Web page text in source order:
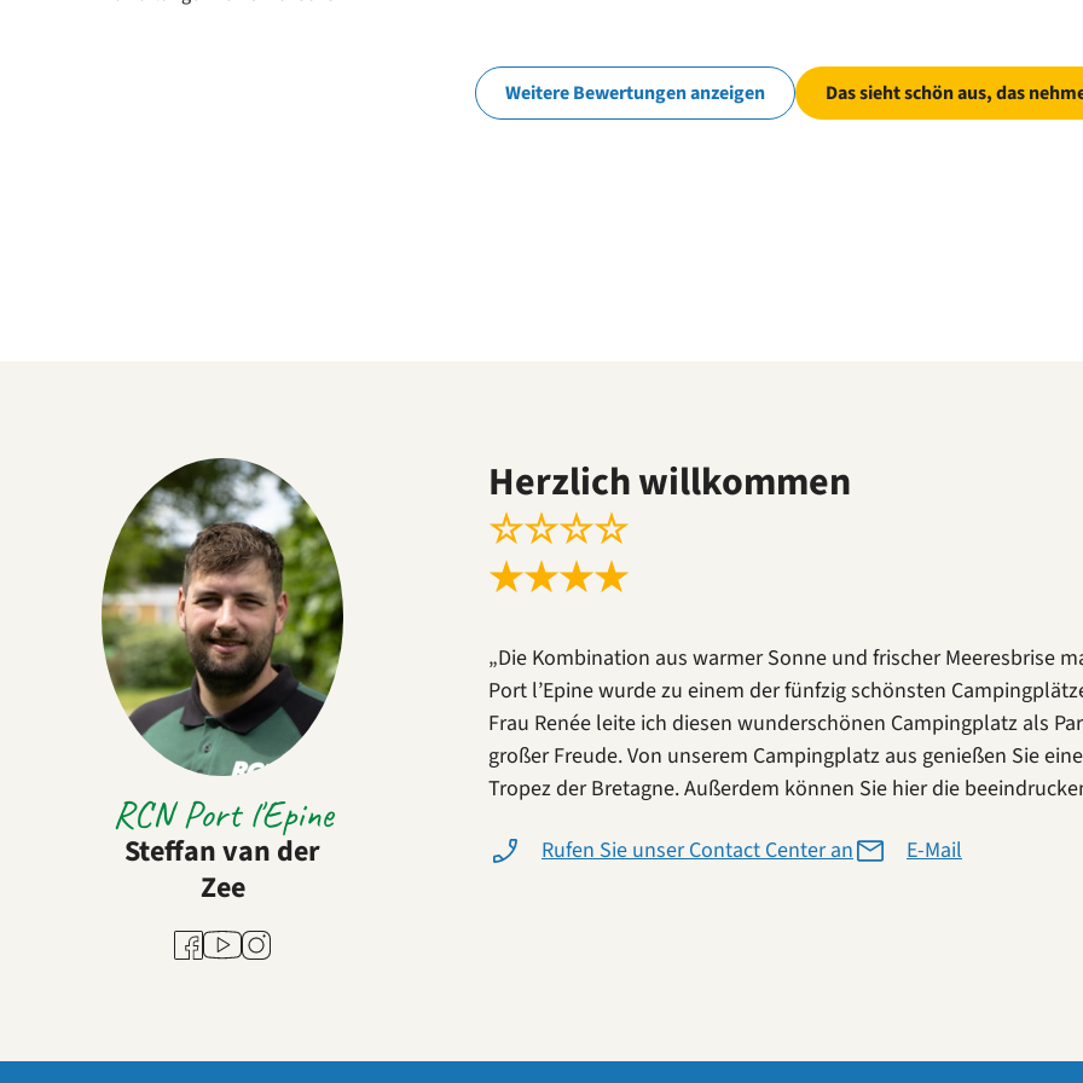
Weitere Bewertungen anzeigen Das sieht schön aus, das
RCN Port l'Epine
Steffan van der
Zee
Facebook
YoutubeInstagram
Herzlich willkommen
☆☆☆☆
★★★★
„Die Kombination aus warmer Sonne und frischer Meeresbrise
Port l’Epine wurde zu einem der fünfzig schönsten
Frau Renée leite ich diesen wunderschönen Campingplatz als
großer Freude. Von unserem Campingplatz aus genießen Sie
Tropez der Bretagne. Außerdem können Sie hier die
Rufen Sie unser Contact Center an E-Mail